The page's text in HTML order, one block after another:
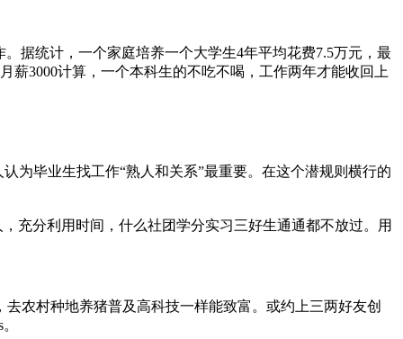
据统计，一个家庭培养一个大学生4年平均花费7.5万元，最
薪3000计算，一个本科生的不吃不喝，工作两年才能收回上
毕业生找工作“熟人和关系”最重要。在这个潜规则横行的
分利用时间，什么社团学分实习三好生通通都不放过。用
农村种地养猪普及高科技一样能致富。或约上三两好友创